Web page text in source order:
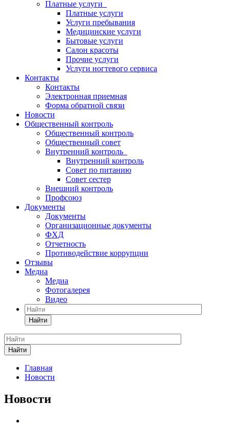
Платные услуги
Платные услуги
Услуги пребывания
Медицинские услуги
Бытовые услуги
Салон красоты
Прочие услуги
Услуги ногтевого сервиса
Контакты
Контакты
Электронная приемная
Форма обратной связи
Новости
Общественный контроль
Общественный контроль
Общественный совет
Внутренний контроль
Внутренний контроль
Совет по питанию
Совет сестер
Внешний контроль
Профсоюз
Документы
Документы
Организационные документы
ФХД
Отчетность
Противодействие коррупции
Отзывы
Медиа
Медиа
Фотогалерея
Видео
Найти
Найти
Главная
Новости
Новости